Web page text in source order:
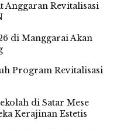
Anggaran Revitalisasi
di Manggarai Akan
Program Revitalisasi
di Satar Mese
Kerajinan Estetis